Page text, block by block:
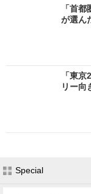
「首
が選ん
「東
リー向
Special